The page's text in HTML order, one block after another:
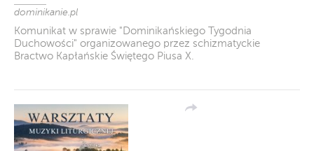
dominikanie.pl
Komunikat w sprawie "Dominikańskiego Tygodnia
Duchowości" organizowanego przez schizmatyckie
Bractwo Kapłańskie Świętego Piusa X.